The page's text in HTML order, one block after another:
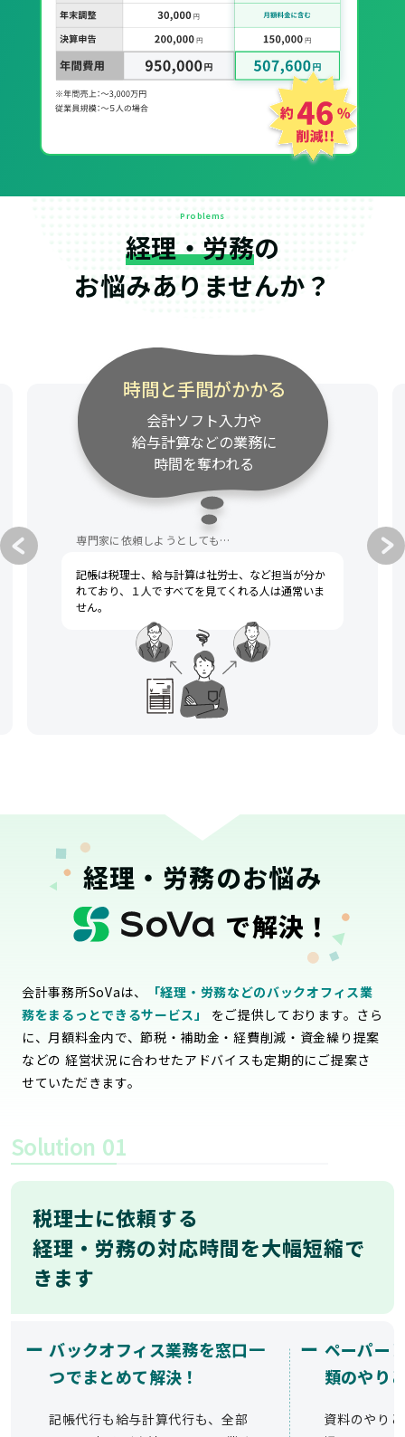
Problems
経理・労務の
お悩みありませんか？
時間と手間がかかる
会計ソフト入力や
給与計算などの業務に
時間を奪われる
専門家に依頼しようとしても…
記帳は税理士、給与計算は社労士、など担当が分か
れており、１人ですべてを見てくれる人は通常いま
せん。
経理・労務のお悩み
で解決！
会計事務所SoVaは、
「経理・労務などのバックオフィス業
務をまるっとできるサービス」
をご提供しております。さら
に、月額料金内で、節税・補助金・経費削減・資金繰り提案
などの 経営状況に合わせたアドバイスも定期的にご提案さ
せていただきます。
Solution 01
税理士に依頼する
経理・労務の対応時間を大幅短縮で
きます
ー バックオフィス業務を窓口一
つでまとめて解決！
記帳代行も給与計算代行も、全部
ー ペーパー
類のやり
資料のやり